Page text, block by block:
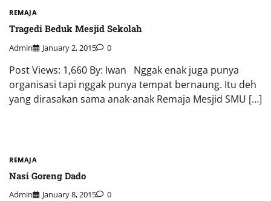
REMAJA
Tragedi Beduk Mesjid Sekolah
Admin January 2, 2015 0
Post Views: 1,660 By: Iwan Nggak enak juga punya
organisasi tapi nggak punya tempat bernaung. Itu deh
yang dirasakan sama anak-anak Remaja Mesjid SMU […]
REMAJA
Nasi Goreng Dado
Admin January 8, 2015 0